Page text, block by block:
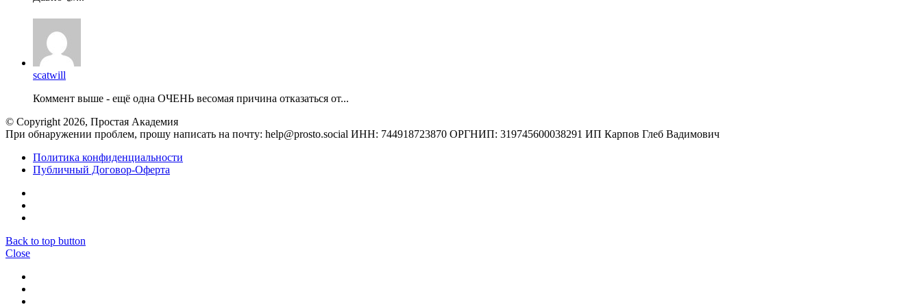
scatwill
Коммент выше - ещё одна ОЧЕНЬ весомая причина отказаться от...
© Copyright 2026, Простая Академия
При обнаружении проблем, прошу написать на почту: help@prosto.social ИНН: 744918723870 ОРГНИП: 319745600038291 ИП Карпов Глеб Вадимович
Политика конфиденциальности
Публичный Договор-Оферта
Back to top button
Close